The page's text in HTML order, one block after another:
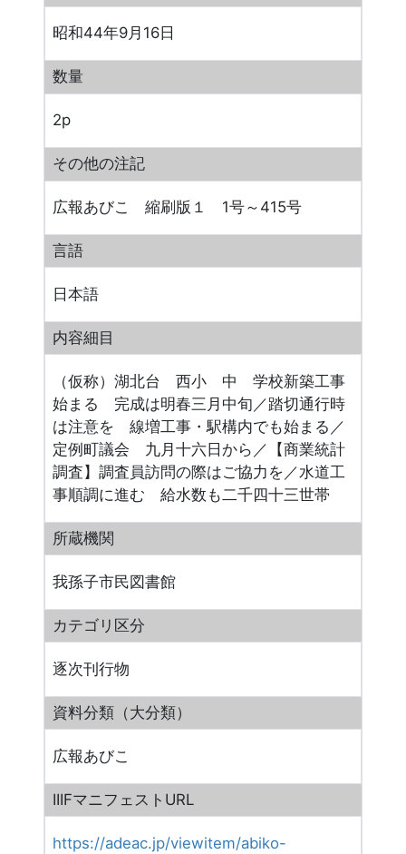
昭和44年9月16日
数量
2p
その他の注記
広報あびこ 縮刷版１ 1号～415号
言語
日本語
内容細目
（仮称）湖北台 西小 中 学校新築工事
始まる 完成は明春三月中旬／踏切通行時
は注意を 線増工事・駅構内でも始まる／
定例町議会 九月十六日から／【商業統計
調査】調査員訪問の際はご協力を／水道工
事順調に進む 給水数も二千四十三世帯
所蔵機関
我孫子市民図書館
カテゴリ区分
逐次刊行物
資料分類（大分類）
広報あびこ
IIIFマニフェストURL
https://adeac.jp/viewitem/abiko-